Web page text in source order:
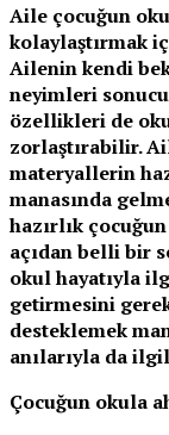
Aile çocuğun
kolaylaştırmak
Ailenin kendi
neyimleri
özellikleri de
zorlaştırabilir.
materyallerin
manasında
hazırlık
açıdan belli bir
okul hayatıyla
getirmesini
desteklemek
anılarıyla da
Çocuğun okula